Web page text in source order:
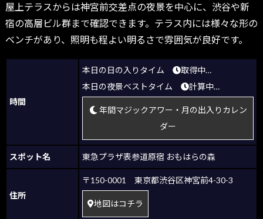
屋上テラスからは神宮前交差点の夜景を中心に、渋谷や新
宿の高層ビル群まで確認できます。テラス内には様々な形の
ベンチがあり、照明も程よい明るさで雰囲気が良好です。
時間
本日の日の入りタイム
取得中…
本日の夜景ベストタイム
計算中…
年間マジックアワー・月の出入りカレン
ダー
スポット名 東急プラザ表参道原宿 おもはらの森
住所
〒150-0001 東京都渋谷区神宮前4-30-3
地図はコチラ